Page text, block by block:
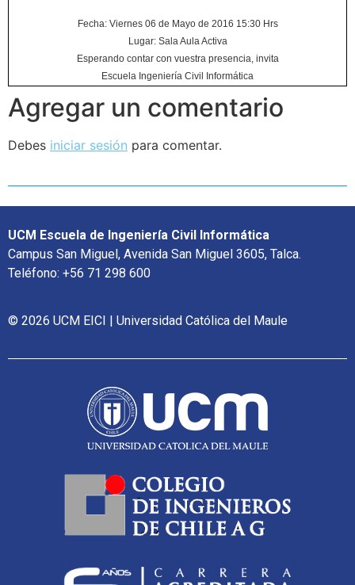
Fecha: Viernes 06 de Mayo de 2016 15:30 Hrs
Lugar: Sala Aula Activa
Esperando contar con vuestra presencia, invita
Escuela Ingeniería Civil Informática
Agregar un comentario
Debes iniciar sesión para comentar.
UCM Escuela de Ingeniería Civil Informática
Campus San Miguel, Avenida San Miguel 3605, Talca.
Teléfono: +56 71 298 600
© 2026 UCM EICI | Universidad Católica del Maule